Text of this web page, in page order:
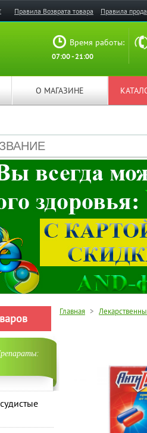
Правила Возврата товара Правила
Время работы:
07:00 - 21:00
О МАГАЗИНЕ
Главная >